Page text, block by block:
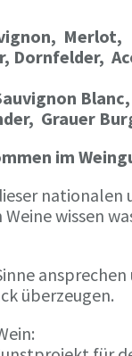
Merlot,
Dornfelder,
Grauer
im
nationalen
wissen
überzeugen.